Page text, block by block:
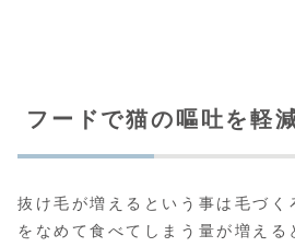
フードで猫の嘔吐を軽
抜け毛が増えるという事は毛づく
をなめて食べてしまう量が増える